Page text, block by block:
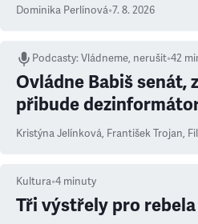
Dominika Perlínová•7. 8. 2026
Podcasty:Vládneme, nerušit•42
Ovládne Babiš senát,
přibude
Kristýna Jelínková, František Trojan,
Kultura•4 minuty
Tři výstřely pro rebela